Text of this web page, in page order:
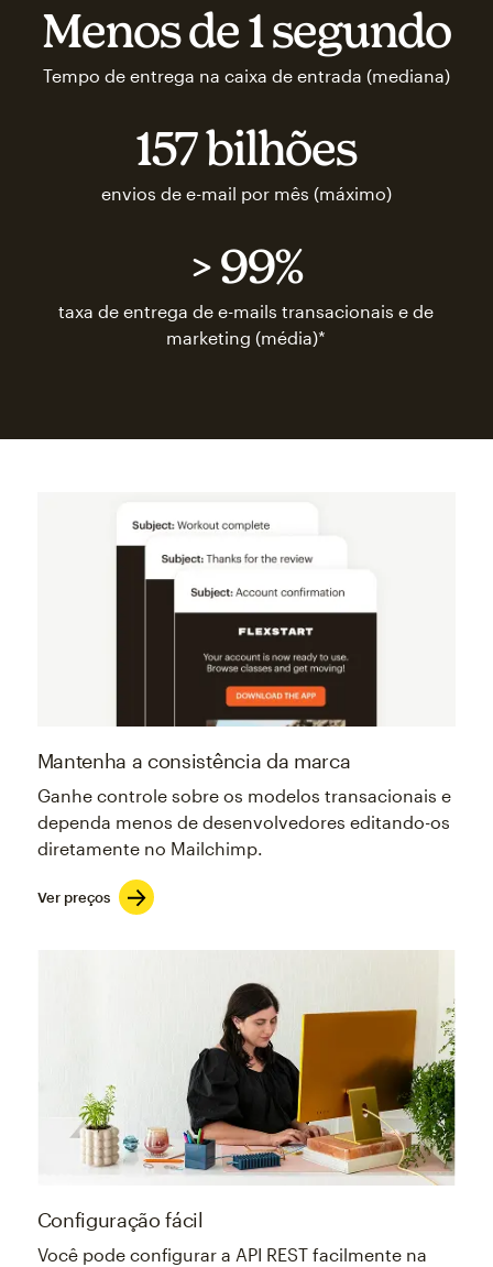
Menos de 1 segundo
Tempo de entrega na caixa de entrada (mediana)
157 bilhões
envios de e-mail por mês (máximo)
> 99%
taxa de entrega de e-mails transacionais e de
marketing (média)*
Mantenha a consistência da marca
Ganhe controle sobre os modelos transacionais e
dependa menos de desenvolvedores editando-os
diretamente no Mailchimp.
Ver preços
Configuração fácil
Você pode configurar a API REST facilmente na